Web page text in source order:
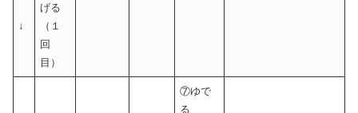
↓
げる
（１
回
目）
⑦ゆで
る